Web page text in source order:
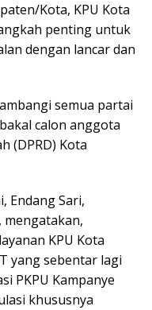
Kota, KPU Kota
penting untuk
dengan lancar dan
semua partai
calon anggota
(DPRD) Kota
Endang Sari,
mengatakan,
KPU Kota
yang sebentar lagi
PKPU Kampanye
khususnya